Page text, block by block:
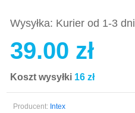
Wysyłka: Kurier od 1-3 dni
39.00 zł
Koszt wysyłki 16 zł
Producent: Intex